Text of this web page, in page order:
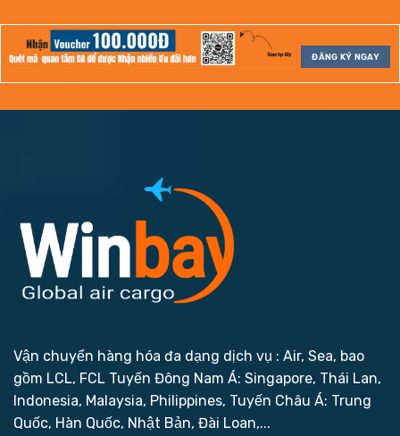
ĐĂNG KÝ NGAY
Vận chuyển hàng hóa đa dạng dịch vụ : Air, Sea, bao
gồm LCL, FCL Tuyến Đông Nam Á: Singapore, Thái Lan,
Indonesia, Malaysia, Philippines, Tuyến Châu Á: Trung
Quốc, Hàn Quốc, Nhật Bản, Đài Loan,...